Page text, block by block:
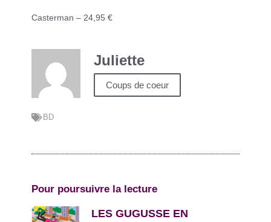
Casterman – 24,95 €
Juliette
Coups de coeur
BD
Pour poursuivre la lecture
LES GUGUSSE EN